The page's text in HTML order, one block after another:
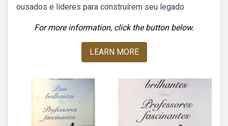
ousados e líderes para construírem seu legado
For more information, click the button below.
LEARN MORE